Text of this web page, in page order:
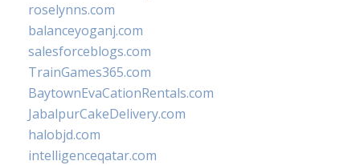
roselynns.com
balanceyoganj.com
salesforceblogs.com
TrainGames365.com
BaytownEvaCationRentals.com
JabalpurCakeDelivery.com
halobjd.com
intelligenceqatar.com